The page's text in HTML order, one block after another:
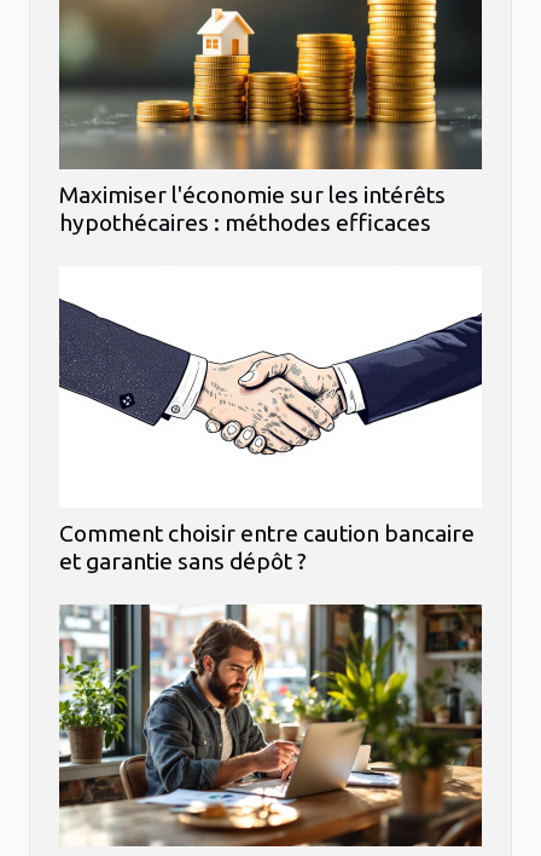
Maximiser l'économie sur les intérêts
hypothécaires : méthodes efficaces
Comment choisir entre caution bancaire
et garantie sans dépôt ?